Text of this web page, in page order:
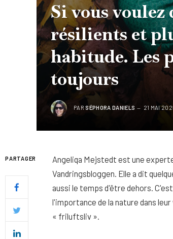
Si vous voulez
résilients et
habitude. Les
toujours
PAR SÉPHORA DANIELS 21 MAI
PARTAGER
Angeliqa Mejstedt est une
Vandringsbloggen. Elle a dit
aussi le temps d'être dehors.
l'importance de la nature dans
« friluftsliv ».